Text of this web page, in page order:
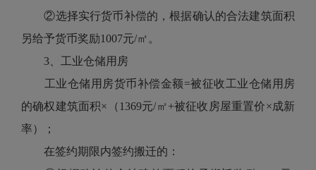
②选择实行货币补偿的，根据确认的合法建筑面积
另给予货币奖励1007元/㎡。
3、工业仓储用房
工业仓储用房货币补偿金额=被征收工业仓储用房
的确权建筑面积×（1369元/㎡+被征收房屋重置价×成新
率）；
在签约期限内签约搬迁的：